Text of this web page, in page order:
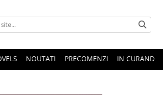
NOUTATI PRECOMENZI IN CURAND